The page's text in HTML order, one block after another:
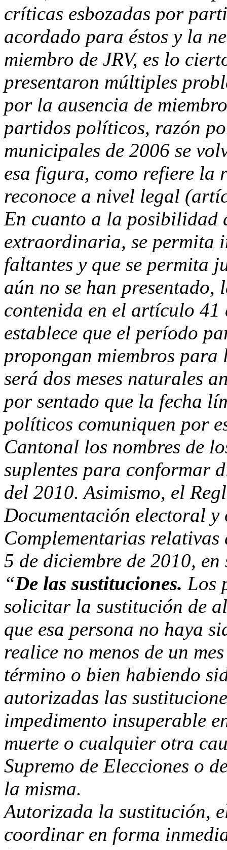
críticas esbozadas por
acordado para éstos y la
miembro de JRV, es lo
presentaron múltiples
por la ausencia de
partidos políticos, razón
municipales de 2006 se
esa figura, como refiere la
reconoce a nivel legal
En cuanto a la posibilidad
extraordinaria, se permita
faltantes y que se permita
aún no se han
contenida en el artículo
establece que el período
propongan miembros para
será dos meses naturales
por sentado que la fecha
políticos comuniquen por
Cantonal los nombres de
suplentes para conformar
del 2010. Asimismo, el
Documentación electoral y
Complementarias
5 de diciembre de 2010,
“De las sustituciones. Los
solicitar la sustitución de
que esa persona no haya
realice no menos de un
término o bien habiendo
autorizadas las
impedimento insuperable
muerte o cualquier otra
Supremo de Elecciones o
la misma.
Autorizada la sustitución,
coordinar en forma